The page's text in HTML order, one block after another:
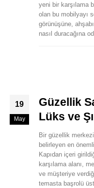
yeni bir karşılama
olan bu mobilyayı
görünüşüne,
nasıl duracağına
19
May
Güzellik
Lüks ve
Bir güzellik
belirleyen en
Kapıdan içeri
karşılama alanı,
ve müşteriye
temasta başrolü